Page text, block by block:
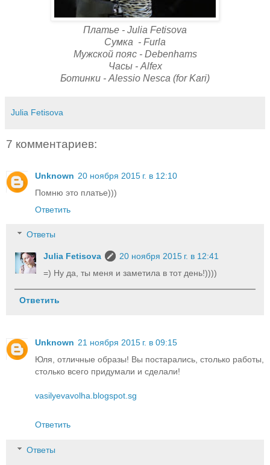
Платье - Julia Fetisova
Сумка - Furla
Мужской пояс - Debenhams
Часы - Alfex
Ботинки - Alessio Nesca (for Kari)
Julia Fetisova
7 комментариев:
Unknown 20 ноября 2015 г. в 12:10
Помню это платье)))
Ответить
Ответы
Julia Fetisova
20 ноября 2015 г. в 12:41
=) Ну да, ты меня и заметила в тот день!))))
Ответить
Unknown 21 ноября 2015 г. в 09:15
Юля, отличные образы! Вы постарались, столько работы,
столько всего придумали и сделали!
vasilyevavolha.blogspot.sg
Ответить
Ответы